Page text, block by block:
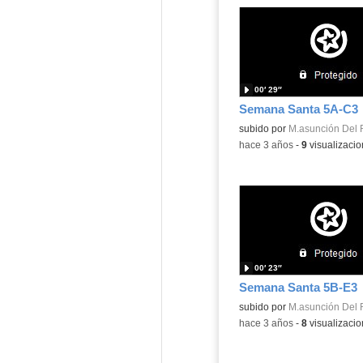
Semana Santa 5A-C3
subido por M.asunción Del
00′ 29″
-hace 3 años- 9
Semana Santa 5B-E3
subido por M.asunción Del
00′ 23″
-hace 3 años- 8